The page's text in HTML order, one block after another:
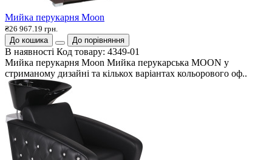
Мийка перукарня Moon
₴26 967.19 грн.
До кошика
До порівняння
В наявності Код товару: 4349-01
Мийка перукарня Moon Мийка перукарська MOON у
стриманому дизайні та кількох варіантах кольорового оф..